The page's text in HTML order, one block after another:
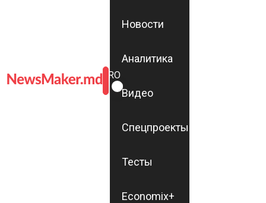
ROMÂNĂ
RU
Новости
Аналитика
Видео
Спецпроекты
Тесты
Economix+